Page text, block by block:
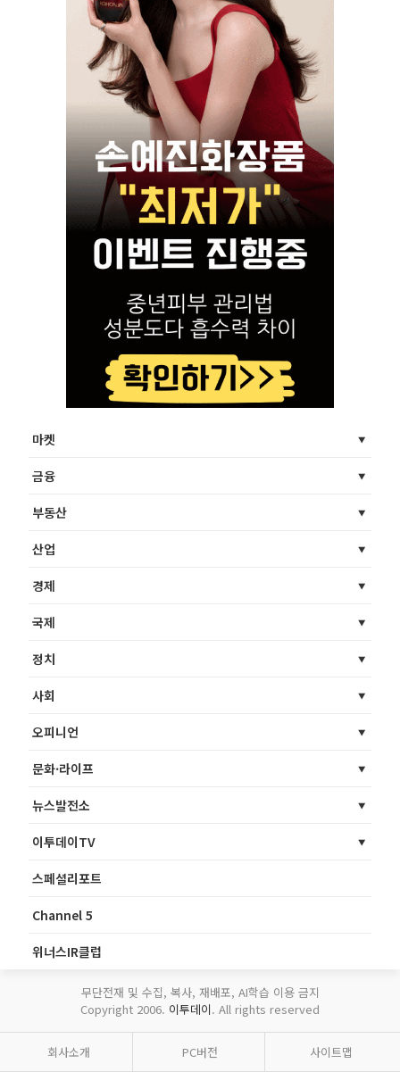
마켓
금융
부동산
산업
경제
국제
정치
사회
오피니언
문화·라이프
뉴스발전소
이투데이TV
스페셜리포트
Channel 5
위너스IR클럽
무단전재 및 수집, 복사, 재배포, AI학습 이용 금지
Copyright 2006. 이투데이. All rights reserved
회사소개 PC버전 사이트맵